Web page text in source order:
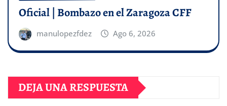
Oficial | Bombazo en el Zaragoza CFF
manulopezfdez Ago 6, 2026
DEJA UNA RESPUESTA